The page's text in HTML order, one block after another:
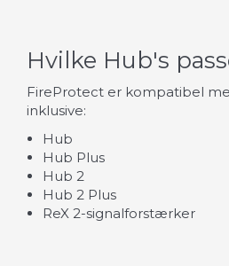
Hvilke Hub's
FireProtect er kompatibel
inklusive:
Hub
Hub Plus
Hub 2
Hub 2 Plus
ReX 2-signalforstærker